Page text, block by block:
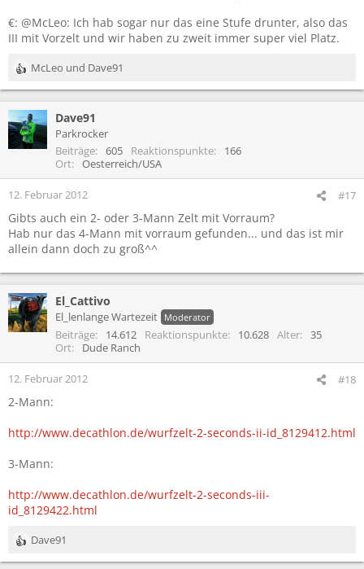
€: @McLeo: Ich hab sogar nur das eine Stufe drunter, also das
III mit Vorzelt und wir haben zu zweit immer super viel Platz.
R
e
k
t
i
n
e
:
McLeo und Dave91
Dave91
Parkrocker
Beiträge
605 Reaktionspunkte
166
Ort
Oesterreich/USA
12. Februar 2012 #17
Gibts auch ein 2- oder 3-Mann Zelt mit Vorraum?
Hab nur das 4-Mann mit vorraum gefunden... und das ist mir
allein dann doch zu groß^^
El_Cattivo
El_lenlange Wartezeit Moderator
Beiträge 14.612 Reaktionspunkte 10.628 Alter
35
Ort
Dude Ranch
12. Februar 2012 #18
2-Mann:
http://www.decathlon.de/wurfzelt-2-seconds-ii-id_8129412.html
3-Mann:
http://www.decathlon.de/wurfzelt-2-seconds-iii-
id_8129422.html
R
e
Dave91